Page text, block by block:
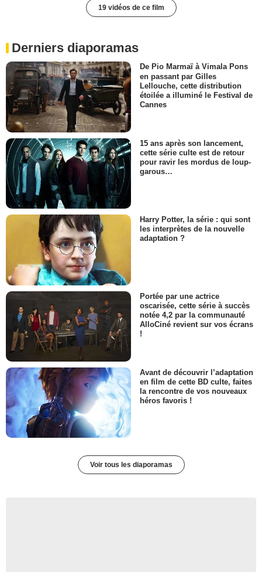
19 vidéos de ce film
Derniers diaporamas
De Pio Marmaï à Vimala Pons
en passant par Gilles
Lellouche, cette distribution
étoilée a illuminé le Festival de
Cannes
15 ans après son lancement,
cette série culte est de retour
pour ravir les mordus de loup-
garous…
Harry Potter, la série : qui sont
les interprètes de la nouvelle
adaptation ?
Portée par une actrice
oscarisée, cette série à succès
notée 4,2 par la communauté
AlloCiné revient sur vos écrans
!
Avant de découvrir l’adaptation
en film de cette BD culte, faites
la rencontre de vos nouveaux
héros favoris !
Voir tous les diaporamas